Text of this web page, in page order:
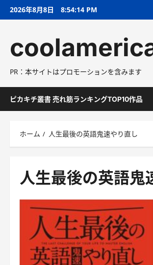
2026年8月8日 8:54:14 PM
PR：本サイトはプロモーションを含みます
ピカキチ叢書 売れ筋ランキングTOP10作品
ホーム 人生最後の英語鬼速やり直し
人生最後の英語鬼